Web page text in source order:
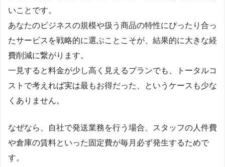
いことです。
あなたのビジネスの規模や扱う商品の特性にぴったり合っ
たサービスを戦略的に選ぶことこそが、結果的に大きな経
費削減に繋がります。
一見すると料金が少し高く見えるプランでも、トータルコ
ストで考えれば実は最もお得だった、というケースも少な
くありません。
なぜなら、自社で発送業務を行う場合、スタッフの人件費
や倉庫の賃料といった固定費が毎月必ず発生するためで
す。